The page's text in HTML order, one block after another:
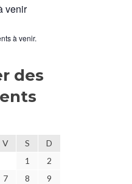
venir
à venir.
des
V S
D
1
2
7 8
9